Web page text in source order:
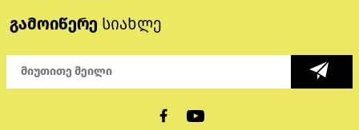
გამოიწერე სიახლე